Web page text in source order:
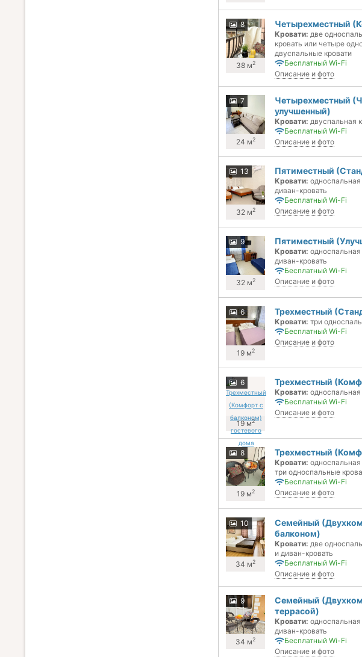
8
38 м2
Четырехместный
Кровати: две
кровать или четыре
двуспальные кровати
Бесплатный Wi-Fi
Описание и фото
7
24 м2
Четырехместный
улучшенный)
Кровати: двуспальная
Бесплатный Wi-Fi
Описание и фото
13
32 м2
Пятиместный
Кровати: односпальная
диван-кровать
Бесплатный Wi-Fi
Описание и фото
9
32 м2
Пятиместный
Кровати: односпальная
диван-кровать
Бесплатный Wi-Fi
Описание и фото
6
19 м2
Трехместный
Кровати: три
Бесплатный Wi-Fi
Описание и фото
6
19 м2
Трехместный
Кровати: односпальная
Бесплатный Wi-Fi
Описание и фото
8
19 м2
Трехместный
Кровати: односпальная
три односпальные
Бесплатный Wi-Fi
Описание и фото
10
34 м2
Семейный
балконом)
Кровати: две
и диван-кровать
Бесплатный Wi-Fi
Описание и фото
9
34 м2
Семейный
террасой)
Кровати: односпальная
диван-кровать
Бесплатный Wi-Fi
Описание и фото